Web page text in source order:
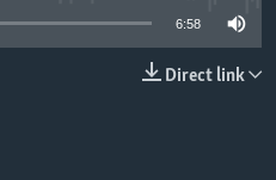
6:58
Direct link